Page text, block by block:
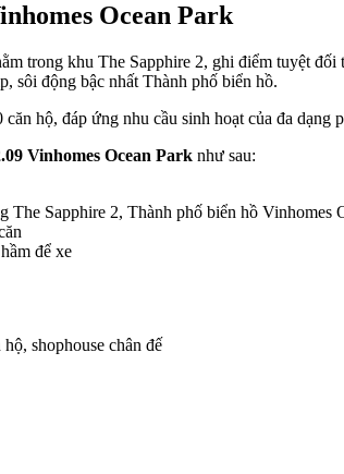
Ocean Park
trong khu The Sapphire 2, ghi điểm tuyệt
sôi động bậc nhất Thành phố biển hồ.
căn hộ, đáp ứng nhu cầu sinh hoạt của đa
Vinhomes Ocean Park như sau:
The Sapphire 2, Thành phố biển hồ Vinhomes
để xe
shophouse chân đế